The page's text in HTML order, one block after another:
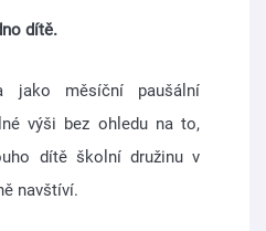
dítě.
jako měsíční paušální
výši bez ohledu na to,
dítě školní družinu v
navštíví.